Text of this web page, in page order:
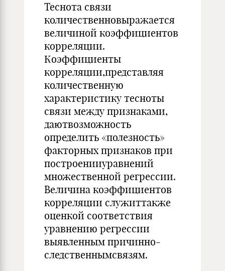
Теснота связи
количественновыражается
величиной коэффициентов
корреляции.
Коэффициенты
корреляции,представляя
количественную
характеристику тесноты
связи между признаками,
даютвозможность
определить «полезность»
факторных признаков при
построенииуравнений
множественной регрессии.
Величина коэффициентов
корреляции служиттакже
оценкой соответствия
уравнению регрессии
выявленным причинно-
следственнымсвязям.